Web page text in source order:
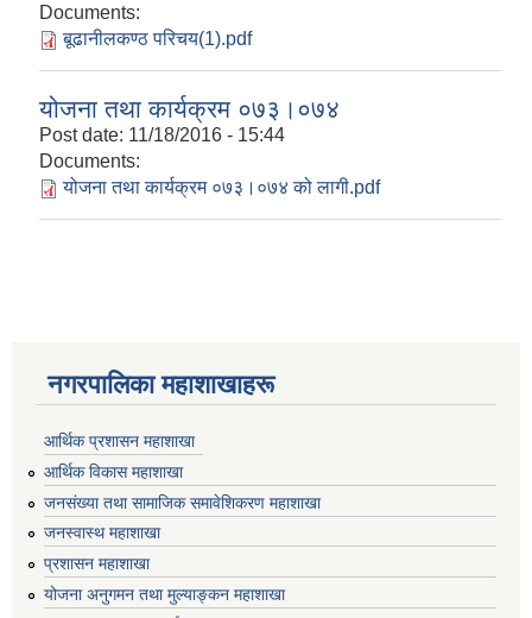
Documents:
बूढानीलकण्ठ परिचय(1).pdf
योजना तथा कार्यक्रम ०७३।०७४
Post date: 11/18/2016 - 15:44
Documents:
योजना तथा कार्यक्रम ०७३।०७४ को लागी.pdf
नगरपालिका महाशाखाहरू
आर्थिक प्रशासन महाशाखा
आर्थिक विकास महाशाखा
जनसंख्या तथा सामाजिक समावेशिकरण महाशाखा
जनस्वास्थ महाशाखा
प्रशासन महाशाखा
योजना अनुगमन तथा मुल्याङ्कन महाशाखा